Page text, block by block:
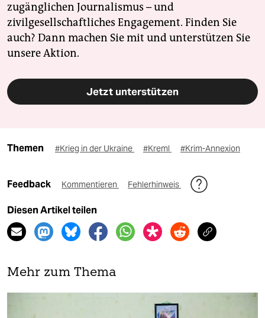
zugänglichen Journalismus – und
zivilgesellschaftliches Engagement. Finden Sie
auch? Dann machen Sie mit und unterstützen Sie
unsere Aktion.
Jetzt unterstützen
Themen #Krieg in der Ukraine #Kreml #Krim-Annexion
Feedback Kommentieren Fehlerhinweis
Diesen Artikel teilen
Mehr zum Thema